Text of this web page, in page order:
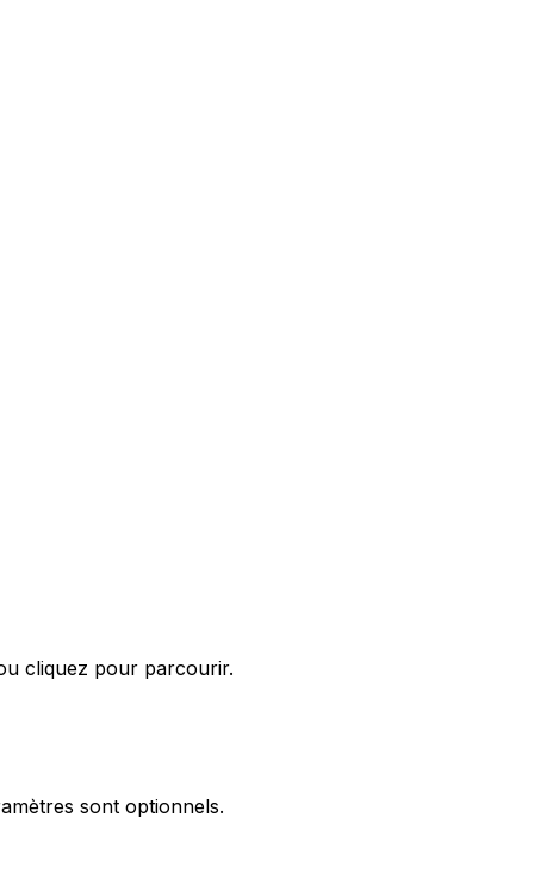
cliquez pour parcourir.
sont optionnels.